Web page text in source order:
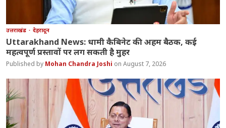
उत्तराखंड देहरादून
Uttarakhand News: धामी कैबिनेट की अहम बैठक, कई
महत्वपूर्ण प्रस्तावों पर लग सकती है मुहर
Mohan Chandra Joshi August 7, 2026